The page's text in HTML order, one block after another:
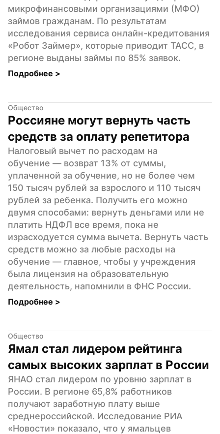
микрофинансовыми организациями (МФО)
займов гражданам. По результатам
исследования сервиса онлайн-кредитования
«Робот Займер», которые приводит ТАСС, в
регионе выданы займы по 85% заявок.
Подробнее >
Общество
Россияне могут вернуть часть
средств за оплату репетитора
Налоговый вычет по расходам на
обучение — возврат 13% от суммы,
уплаченной за обучение, но не более чем
150 тысяч рублей за взрослого и 110 тысяч
рублей за ребенка. Получить его можно
двумя способами: вернуть деньгами или не
платить НДФЛ все время, пока не
израсходуется сумма вычета. Вернуть часть
средств можно за любые расходы на
обучение — главное, чтобы у учреждения
была лицензия на образовательную
деятельность, напомнили в ФНС России.
Подробнее >
Общество
Ямал стал лидером рейтинга
самых высоких зарплат в России
ЯНАО стал лидером по уровню зарплат в
России. В регионе 65,8% работников
получают заработную плату выше
среднероссийской. Исследование РИА
«Новости» показало, что у ямальцев